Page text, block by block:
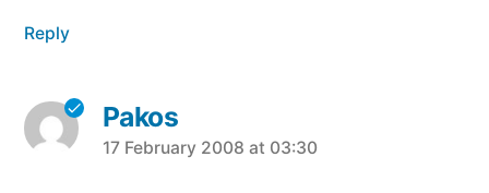
Reply
Pakos
says:
17 February 2008 at 03:30